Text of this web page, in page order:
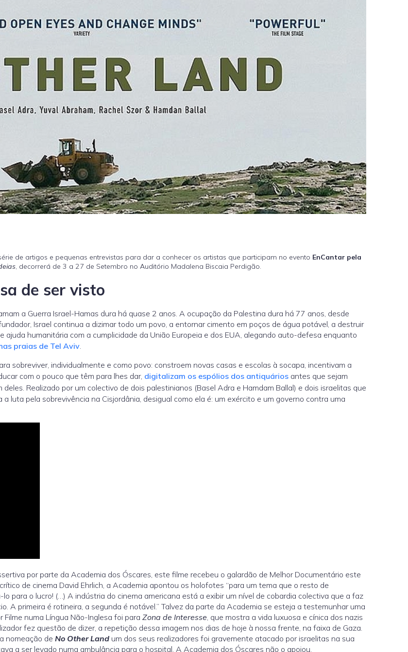
de artigos e pequenas entrevistas para dar a conhecer os artistas que participam no evento EnCantar pela
, decorrerá de 3 a 27 de Setembro no Auditório Madalena Biscaia Perdigão.
de ser visto
a Guerra Israel-Hamas dura há quase 2 anos. A ocupação da Palestina dura há 77 anos, desde
Israel continua a dizimar todo um povo, a entornar cimento em poços de água potável, a destruir
ajuda humanitária com a cumplicidade da União Europeia e dos EUA, alegando auto-defesa enquanto
praias de Tel Aviv.
sobreviver, individualmente e como povo: constroem novas casas e escolas à socapa, incentivam a
com o pouco que têm para lhes dar, digitalizam os espólios dos antiquários antes que sejam
deles. Realizado por um colectivo de dois palestinianos (Basel Adra e Hamdam Ballal) e dois israelitas que
luta pela sobrevivência na Cisjordânia, desigual como ela é: um exército e um governo contra uma
por parte da Academia dos Óscares, este filme recebeu o galardão de Melhor Documentário este
de cinema David Ehrlich, a Academia apontou os holofotes “para um tema que o resto de
para o lucro! (…) A indústria do cinema americana está a exibir um nível de cobardia colectiva que a faz
A primeira é rotineira, a segunda é notável.” Talvez da parte da Academia se esteja a testemunhar uma
numa Língua Não-Inglesa foi para Zona de Interesse, que mostra a vida luxuosa e cínica dos nazis
fez questão de dizer, a repetição dessa imagem nos dias de hoje à nossa frente, na faixa de Gaza.
nomeação de No Other Land um dos seus realizadores foi gravemente atacado por israelitas na sua
a ser levado numa ambulância para o hospital. A Academia dos Óscares não o apoiou.